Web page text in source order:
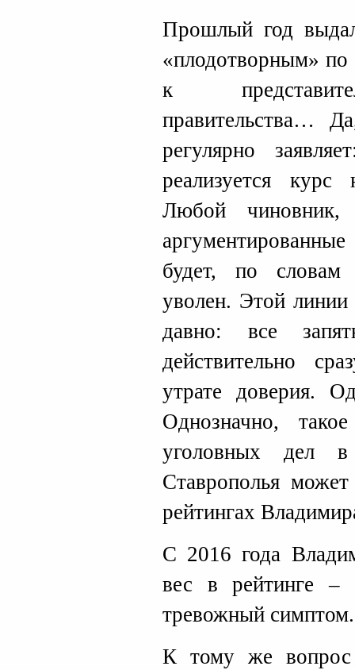
Прошлый год
«плодотворным» по
к
правительства…
регулярно
реализуется
Любой чиновник,
будет, по словам
уволен. Этой линии
давно: все
действительно
утрате доверия.
Однозначно,
уголовных дел в
Ставрополья
рейтингах
С 2016 года
вес в рейтинге –
тревожный симптом.
К тому же вопрос